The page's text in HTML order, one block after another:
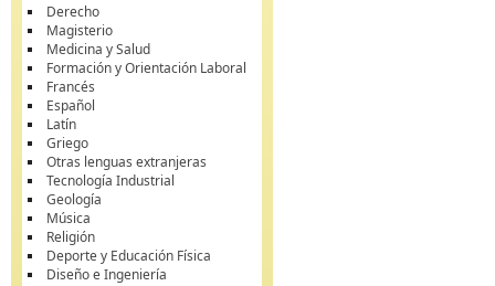
Derecho
Magisterio
Medicina y Salud
Formación y Orientación Laboral
Francés
Español
Latín
Griego
Otras lenguas extranjeras
Tecnología Industrial
Geología
Música
Religión
Deporte y Educación Física
Diseño e Ingeniería